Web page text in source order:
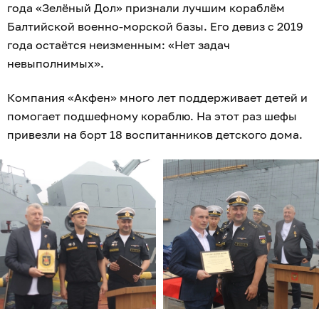
года «Зелёный Дол» признали лучшим кораблём
Балтийской военно-морской базы. Его девиз с 2019
года остаётся неизменным: «Нет задач
невыполнимых».
Компания «Акфен» много лет поддерживает детей и
помогает подшефному кораблю. На этот раз шефы
привезли на борт 18 воспитанников детского дома.